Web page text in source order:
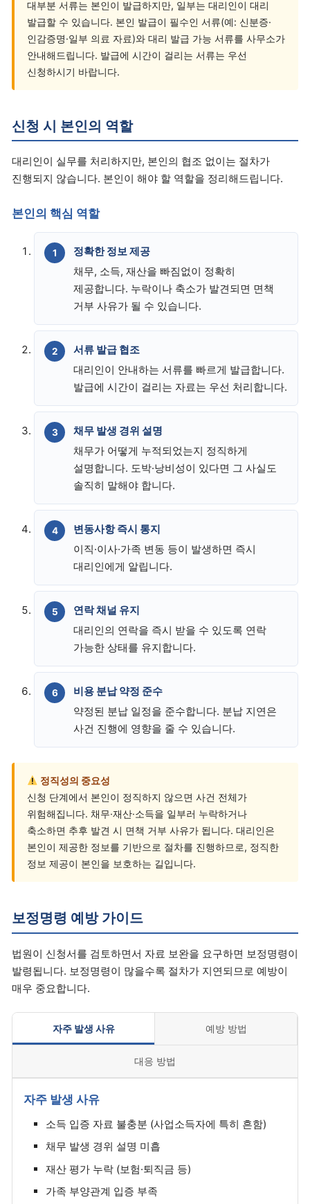
대부분 서류는 본인이 발급하지만, 일부는 대리인이 대리
발급할 수 있습니다. 본인 발급이 필수인 서류(예: 신분증·
인감증명·일부 의료 자료)와 대리 발급 가능 서류를 사무소가
안내해드립니다. 발급에 시간이 걸리는 서류는 우선
신청하시기 바랍니다.
신청 시 본인의 역할
대리인이 실무를 처리하지만, 본인의 협조 없이는 절차가
진행되지 않습니다. 본인이 해야 할 역할을 정리해드립니다.
본인의 핵심 역할
정확한 정보 제공
채무, 소득, 재산을 빠짐없이 정확히
제공합니다. 누락이나 축소가 발견되면 면책
거부 사유가 될 수 있습니다.
서류 발급 협조
대리인이 안내하는 서류를 빠르게 발급합니다.
발급에 시간이 걸리는 자료는 우선 처리합니다.
채무 발생 경위 설명
채무가 어떻게 누적되었는지 정직하게
설명합니다. 도박·낭비성이 있다면 그 사실도
솔직히 말해야 합니다.
변동사항 즉시 통지
이직·이사·가족 변동 등이 발생하면 즉시
대리인에게 알립니다.
연락 채널 유지
대리인의 연락을 즉시 받을 수 있도록 연락
가능한 상태를 유지합니다.
비용 분납 약정 준수
약정된 분납 일정을 준수합니다. 분납 지연은
사건 진행에 영향을 줄 수 있습니다.
정직성의 중요성
신청 단계에서 본인이 정직하지 않으면 사건 전체가
위험해집니다. 채무·재산·소득을 일부러 누락하거나
축소하면 추후 발견 시 면책 거부 사유가 됩니다. 대리인은
본인이 제공한 정보를 기반으로 절차를 진행하므로, 정직한
정보 제공이 본인을 보호하는 길입니다.
보정명령 예방 가이드
법원이 신청서를 검토하면서 자료 보완을 요구하면 보정명령이
발령됩니다. 보정명령이 많을수록 절차가 지연되므로 예방이
매우 중요합니다.
자주 발생 사유 예방 방법
대응 방법
자주 발생 사유
소득 입증 자료 불충분 (사업소득자에 특히 흔함)
채무 발생 경위 설명 미흡
재산 평가 누락 (보험·퇴직금 등)
가족 부양관계 입증 부족